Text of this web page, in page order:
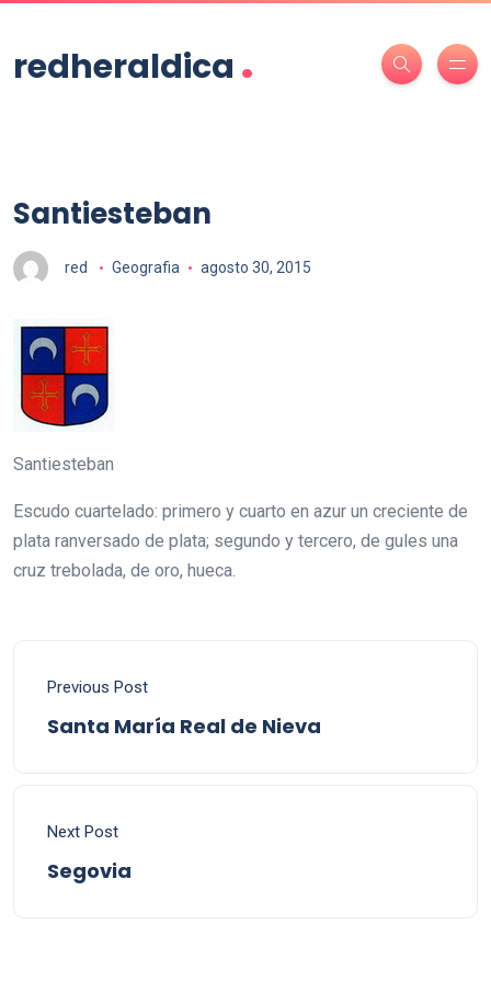
redheraldica .
Santiesteban
red Geografia agosto 30, 2015
Santiesteban
Escudo cuartelado: primero y cuarto en azur un creciente de
plata ranversado de plata; segundo y tercero, de gules una
cruz trebolada, de oro, hueca.
Previous Post
Santa María Real de Nieva
Next Post
Segovia